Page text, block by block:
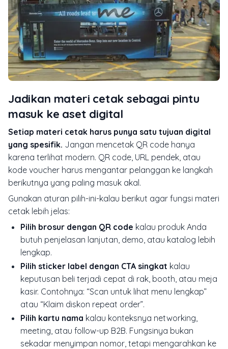
Jadikan materi cetak sebagai pintu
masuk ke aset digital
Setiap materi cetak harus punya satu tujuan digital
yang spesifik. Jangan mencetak QR code hanya
karena terlihat modern. QR code, URL pendek, atau
kode voucher harus mengantar pelanggan ke langkah
berikutnya yang paling masuk akal.
Gunakan aturan pilih-ini-kalau berikut agar fungsi materi
cetak lebih jelas:
Pilih brosur dengan QR code kalau produk Anda
butuh penjelasan lanjutan, demo, atau katalog lebih
lengkap.
Pilih sticker label dengan CTA singkat kalau
keputusan beli terjadi cepat di rak, booth, atau meja
kasir. Contohnya: “Scan untuk lihat menu lengkap”
atau “Klaim diskon repeat order”.
Pilih kartu nama kalau konteksnya networking,
meeting, atau follow-up B2B. Fungsinya bukan
sekadar menyimpan nomor, tetapi mengarahkan ke